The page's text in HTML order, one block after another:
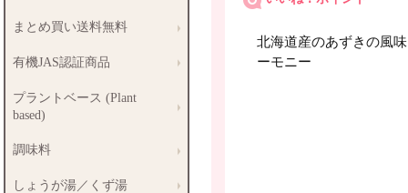
北海道産のあずきの風
ーモニー
まとめ買い送料無料
有機JAS認証商品
プラントベース (Plant
based)
調味料
しょうが湯／くず湯